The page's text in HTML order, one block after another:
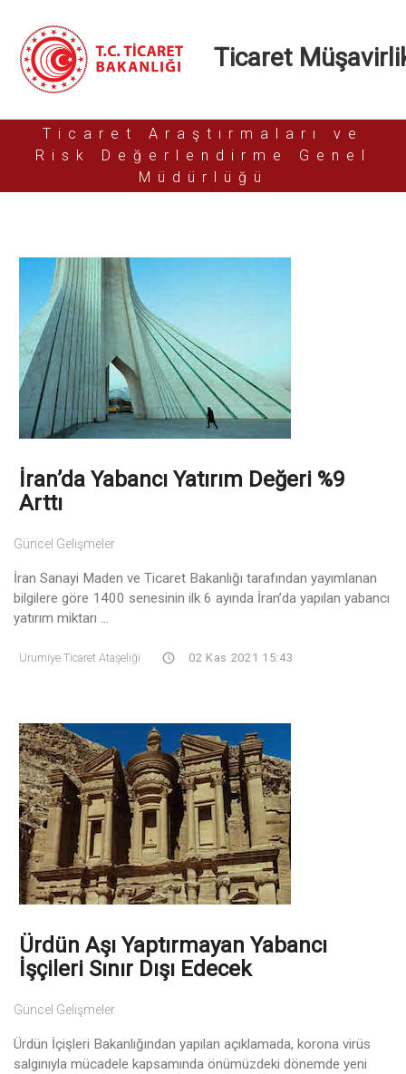
Ticaret
Ticaret Araştırmaları ve
Risk Değerlendirme Genel
Müdürlüğü
İran’da Yabancı Yatırım Değeri %9
Arttı
Güncel Gelişmeler
İran Sanayi Maden ve Ticaret Bakanlığı tarafından yayımlanan
bilgilere göre 1400 senesinin ilk 6 ayında İran’da yapılan yabancı
yatırım miktarı ...
Urumiye Ticaret Ataşeliği 02 Kas 2021 15:43
Ürdün Aşı Yaptırmayan Yabancı
İşçileri Sınır Dışı Edecek
Güncel Gelişmeler
Ürdün İçişleri Bakanlığından yapılan açıklamada, korona virüs
salgınıyla mücadele kapsamında önümüzdeki dönemde yeni